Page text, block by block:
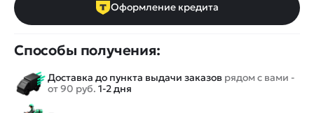
Оформление кредита
Способы получения:
Доставка до пункта выдачи заказов рядом с вами -
от 90 руб. 1-2 дня